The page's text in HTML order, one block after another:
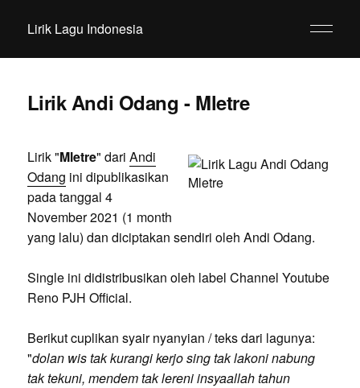
Lirik Lagu Indonesia
Lirik Andi Odang - Mletre
Lirik "Mletre" dari Andi
Odang ini dipublikasikan
pada tanggal 4
November 2021 (1 month
yang lalu) dan diciptakan sendiri oleh Andi Odang.
Single ini didistribusikan oleh label Channel Youtube
Reno PJH Official.
Berikut cuplikan syair nyanyian / teks dari lagunya:
"dolan wis tak kurangi kerjo sing tak lakoni nabung
tak tekuni, mendem tak lereni insyaallah tahun